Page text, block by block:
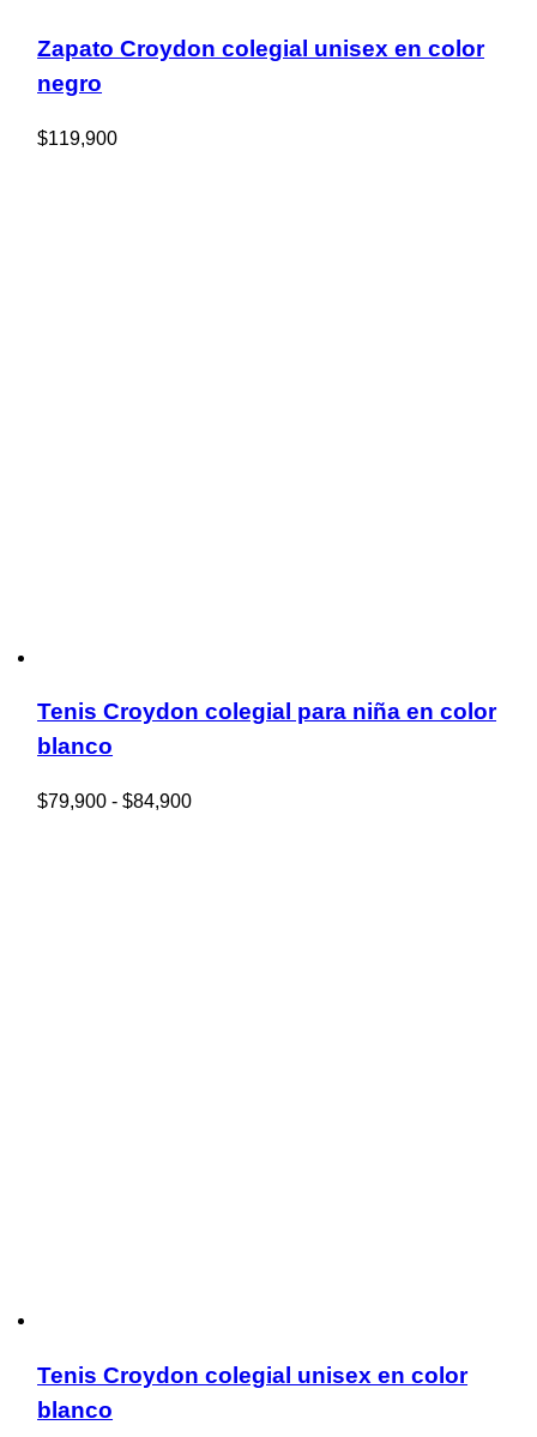
Zapato Croydon colegial unisex en color
negro
$119,900
Tenis Croydon colegial para niña en color
blanco
$79,900 - $84,900Rango
Tenis Croydon colegial unisex en color
blanco